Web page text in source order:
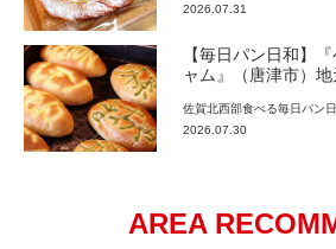
2026.07.31
【毎日パン日和】
ャム』（唐津市）地
佐賀北西部食べる毎日パン
2026.07.30
AREA